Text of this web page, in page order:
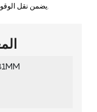
يضمن نقل الوقود بشكل موثوق حتى في ظروف القطع الأكثر صعوبة.